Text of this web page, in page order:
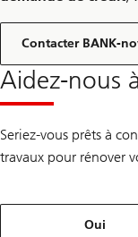
Contacter BANK-
Aidez-nous
Seriez-vous prêts à
travaux pour rénover
Oui